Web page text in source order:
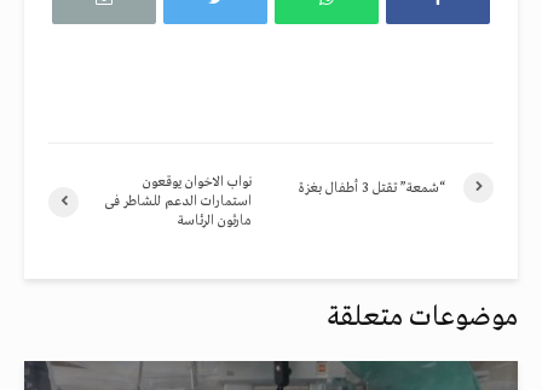
نواب الاخوان يوقعون
استمارات الدعم للشاطر فى
مارثون الرئاسة
“شمعة” تقتل 3 أطفال بغزة
موضوعات متعلقة